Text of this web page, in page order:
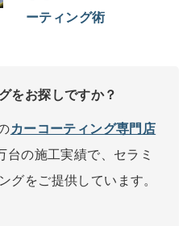
ーティング術
をお探しですか？
カーコーティング専門店
台の施工実績で、セラミ
グをご提供しています。